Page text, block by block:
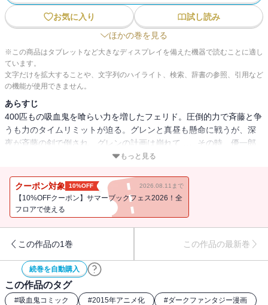
お気に入り
試し読み
ほかの巻を見る
※この商品はタブレットなど大きなディスプレイを備えた機器で読むことに適し
ています。
文字だけを拡大することや、文字列のハイライト、検索、辞書の参照、引用など
の機能が使用できません。
あらすじ
400匹もの吸血鬼を喰らい力を増したフェリド。圧倒的力で斉藤と争
うも力のタイムリミットが迫る。グレンと真昼も懸命に戦うが、深
夜が斉藤の剣で倒され、グレンの計画は崩れて…。その時、優一郎
もっと見る
クーポン対象 10%OFF 2026.08.11まで
【10%OFFクーポン】サマーブックフェス2026！全
フロアで使える
この作品の1巻 この作品の最新巻
続巻を自動購入
この作品のタグ
#吸血鬼コミック #2015年アニメ化 #ダークファンタジー漫画